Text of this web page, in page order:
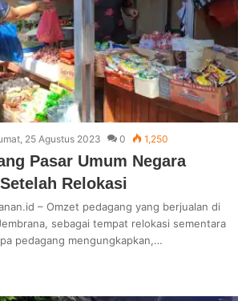
25 Agustus 2023 0 1,250
Pasar Umum Negara
Relokasi
– Omzet pedagang yang berjualan di
sebagai tempat relokasi sementara
pedagang mengungkapkan,…